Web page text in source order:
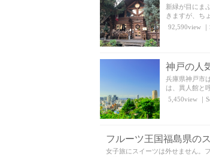
新緑が目にま
きますが、ち
92,590view
神戸の人
兵庫県神戸市
は、異人館と
5,450view
フルーツ王国福島県の
女子旅にスイーツは外せません。